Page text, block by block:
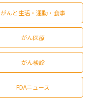
がんと生活・運動・食事
がん医療
がん検診
FDAニュース